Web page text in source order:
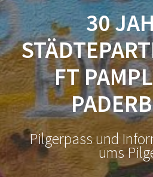
30
FT
Pilgerpass und
ums